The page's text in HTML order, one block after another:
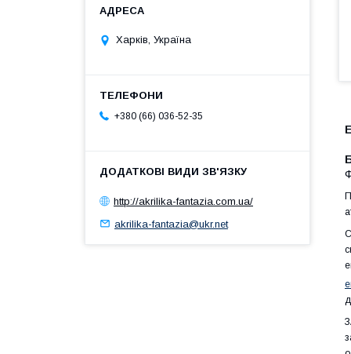
Харків, Україна
+380 (66) 036-52-35
http://akrilika-fantazia.com.ua/
akrilika-fantazia@ukr.net